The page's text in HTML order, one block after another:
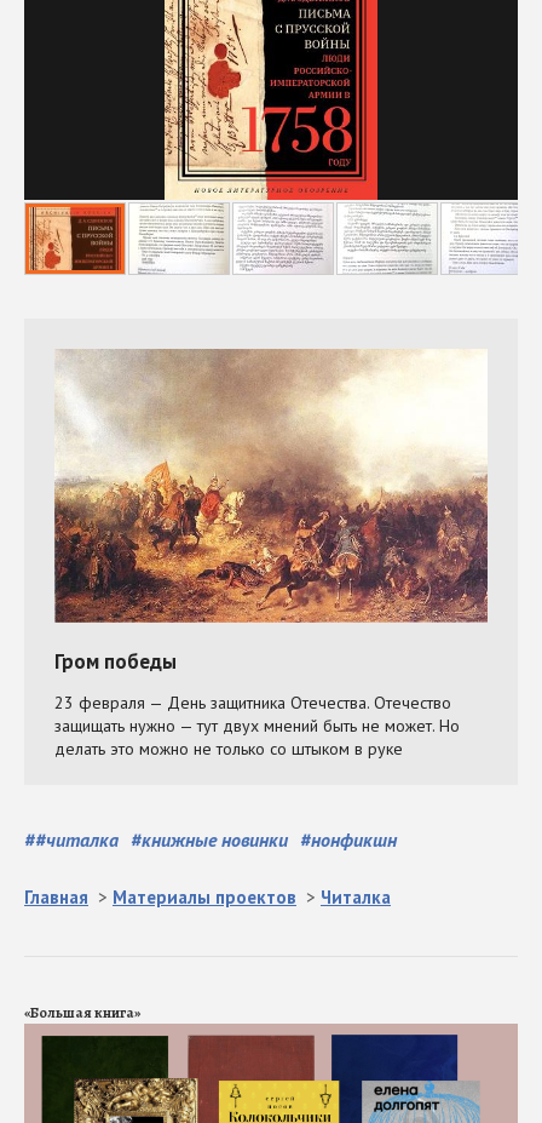
##читалка #книжные новинки #нонфикшн
Главная > Материалы проектов > Читалка
«Большая книга»